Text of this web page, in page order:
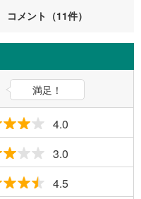
コメント（11件）
満足！
4.0
3.0
4.5